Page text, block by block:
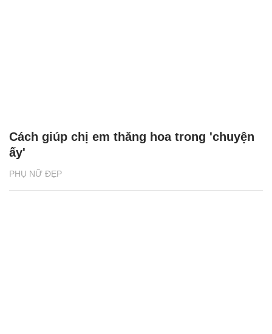
PHỤ NỮ ĐẸP
Cách giúp chị em thăng hoa trong 'chuyện
ấy'